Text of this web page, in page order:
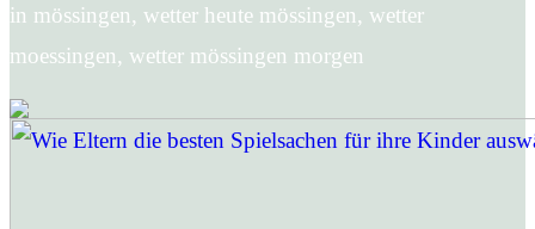
in mössingen, wetter heute mössingen, wetter
moessingen, wetter mössingen morgen